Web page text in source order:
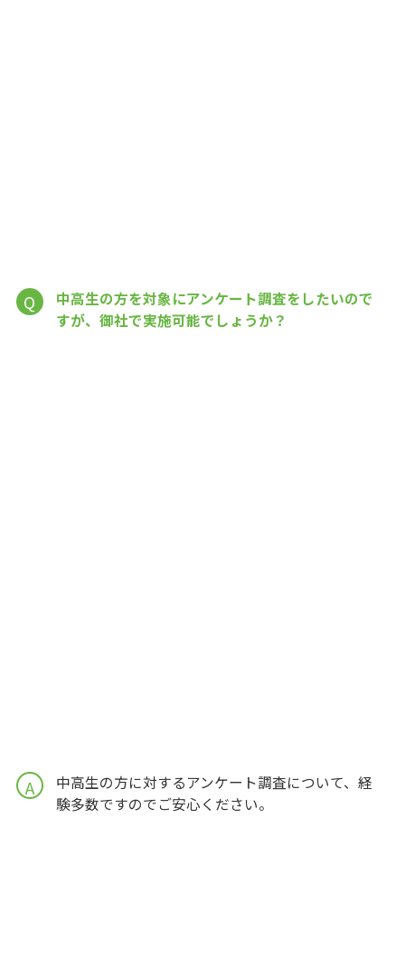
Q
中高生の方を対象にアンケート調査をしたいので
すが、御社で実施可能でしょうか？
A
中高生の方に対するアンケート調査について、経
験多数ですのでご安心ください。